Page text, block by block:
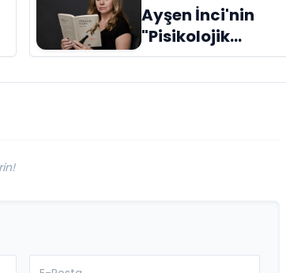
Ayşen İnci'nin
"Pisikolojik
Öyküler" adlı yeni
kitabı raflardaki